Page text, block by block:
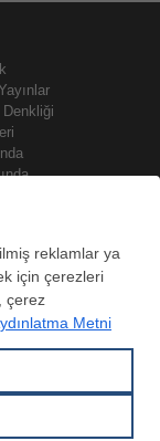
Elektronik